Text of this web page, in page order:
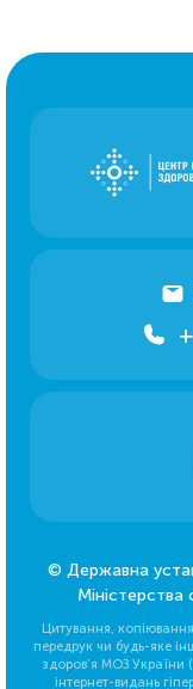
© Державна
Цитування,
передрук чи будь-яке
здоров’я МОЗ
інтернет-видань